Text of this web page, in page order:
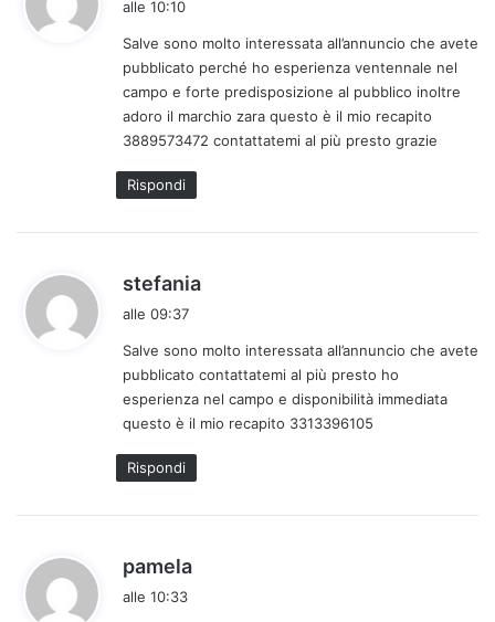
e
t
o
:
alle 10:10
Salve sono molto interessata all’annuncio che avete
pubblicato perché ho esperienza ventennale nel
campo e forte predisposizione al pubblico inoltre
adoro il marchio zara questo è il mio recapito
3889573472 contattatemi al più presto grazie
Rispondi
stefania
e
t
t
o
alle 09:37
Salve sono molto interessata all’annuncio che avete
pubblicato contattatemi al più presto ho
esperienza nel campo e disponibilità immediata
questo è il mio recapito 3313396105
Rispondi
pamela
alle 10:33